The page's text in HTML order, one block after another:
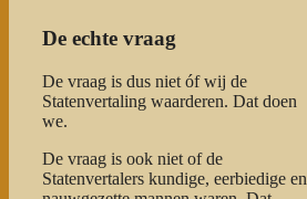
De echte vraag
De vraag is dus niet óf wij de
Statenvertaling waarderen. Dat doen
we.
De vraag is ook niet of de
Statenvertalers kundige, eerbiedige en